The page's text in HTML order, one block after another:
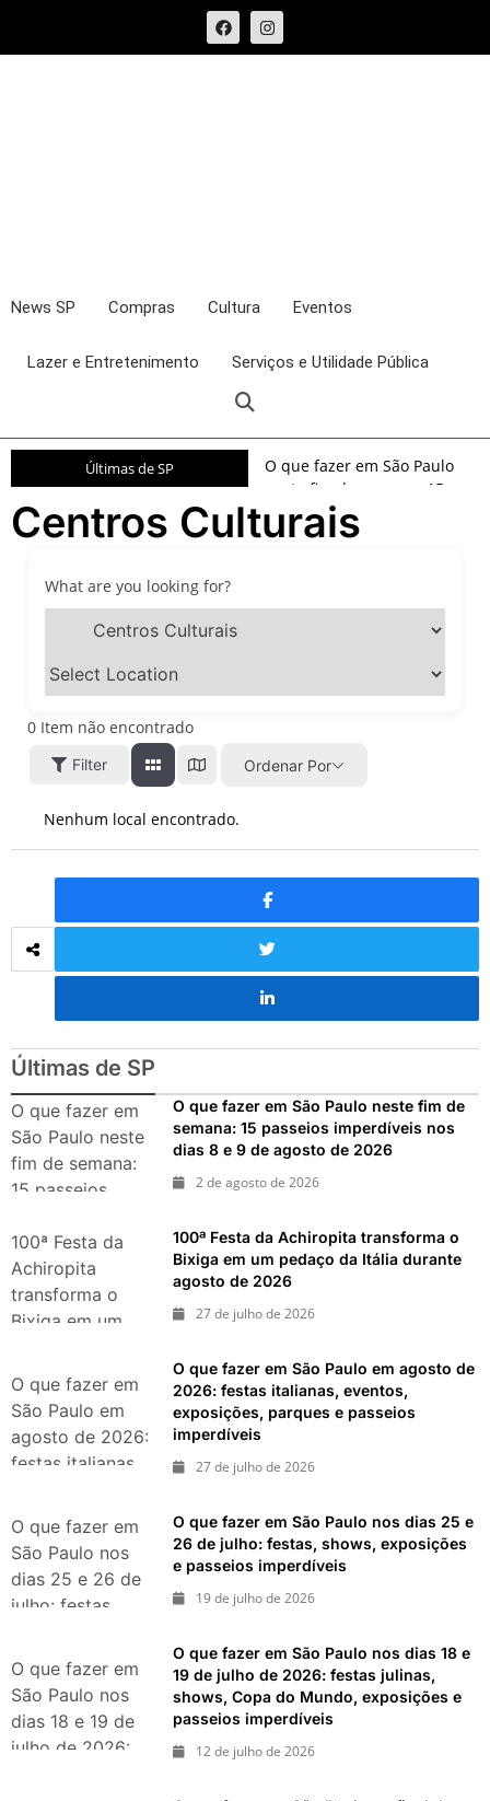
News SP Compras Cultura Eventos
Lazer e Entretenimento Serviços e Utilidade Pública
Últimas de SP
O que fazer em São Paulo
neste fim de semana: 15
passeios imperdíveis nos
dias 8 e 9 de agosto de 2026
pedaço da Itália durante
em agosto de 2026: festas
italianas, eventos,
O que fazer em São Paulo
nos dias 18 e 19 de julho de
2026: festas julinas, shows,
Copa do Mundo, exposições
e passeios imperdíveis
O que fazer em São Paulo no
final de semana de 11 e 12
de julho: guia completo com
festas julinas, exposições,
gastronomia, automobilismo
e lazer para toda a família
Centros Culturais
What are you looking for?
0 Item não encontrado
Filter Ordenar Por
Nenhum local encontrado.
Últimas de SP
O que fazer em
São Paulo neste
fim de semana:
15 passeios
dias 8 e 9 de
agosto de 2026
O que fazer em São Paulo neste fim de
semana: 15 passeios imperdíveis nos
dias 8 e 9 de agosto de 2026
2 de agosto de 2026
100ª Festa da
Achiropita
transforma o
Bixiga em um
durante agosto
de 2026
100ª Festa da Achiropita transforma o
Bixiga em um pedaço da Itália durante
agosto de 2026
27 de julho de 2026
O que fazer em
São Paulo em
agosto de 2026:
festas italianas,
exposições,
parques e
passeios
imperdíveis
O que fazer em São Paulo em agosto de
2026: festas italianas, eventos,
exposições, parques e passeios
imperdíveis
27 de julho de 2026
O que fazer em
São Paulo nos
dias 25 e 26 de
julho: festas,
exposições e
passeios
imperdíveis
O que fazer em São Paulo nos dias 25 e
26 de julho: festas, shows, exposições
e passeios imperdíveis
19 de julho de 2026
O que fazer em
São Paulo nos
dias 18 e 19 de
julho de 2026:
O que fazer em São Paulo nos dias 18 e
19 de julho de 2026: festas julinas,
shows, Copa do Mundo, exposições e
passeios imperdíveis
12 de julho de 2026